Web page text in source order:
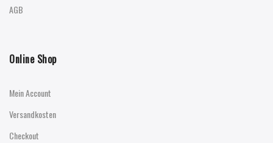
AGB
Online Shop
Mein Account
Versandkosten
Checkout